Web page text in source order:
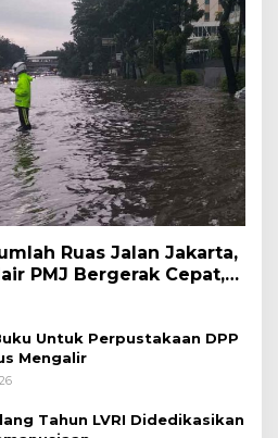
Ruas Jalan Jakarta,
PMJ Bergerak Cepat,
Personel Secara
Untuk Perpustakaan DPP
Mengalir
Tahun LVRI Didedikasikan